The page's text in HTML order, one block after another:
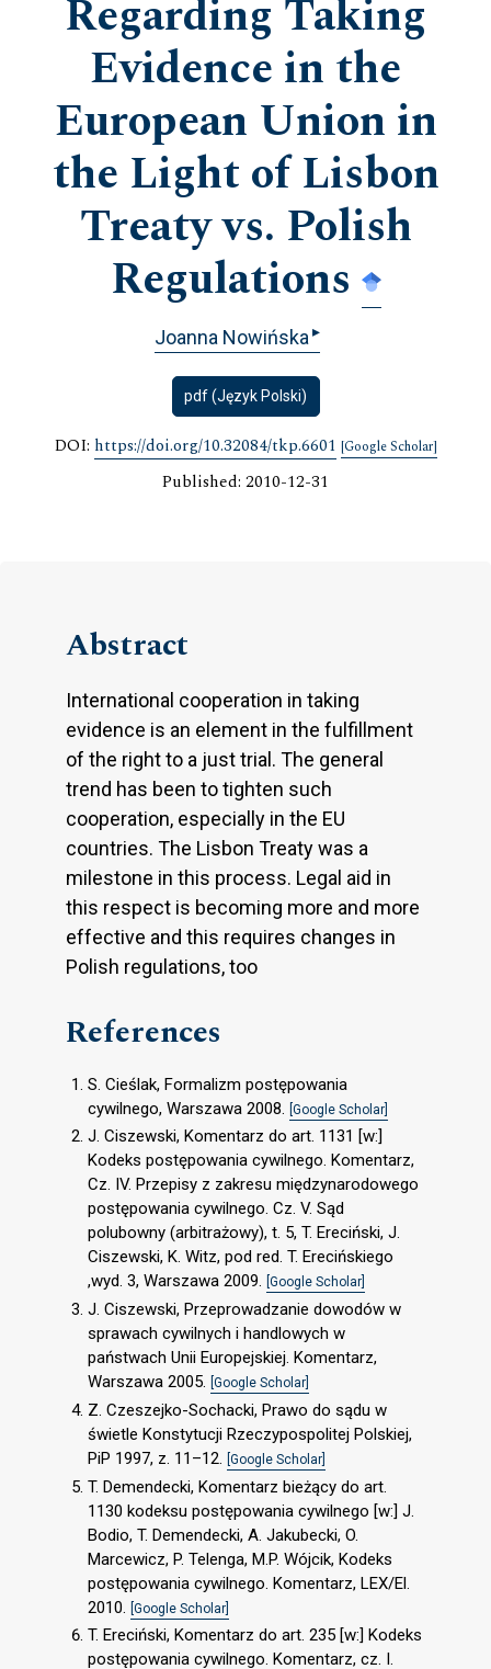
Regarding Taking
Evidence in the
European Union in
the Light of Lisbon
Treaty vs. Polish
Regulations
Joanna Nowińska ▸
pdf (Język Polski)
DOI: https://doi.org/10.32084/tkp.6601 [Google Scholar]
Published: 2010-12-31
Abstract
International cooperation in taking
evidence is an element in the fulfillment
of the right to a just trial. The general
trend has been to tighten such
cooperation, especially in the EU
countries. The Lisbon Treaty was a
milestone in this process. Legal aid in
this respect is becoming more and more
effective and this requires changes in
Polish regulations, too
References
S. Cieślak, Formalizm postępowania
cywilnego, Warszawa 2008.
[Google Scholar]
J. Ciszewski, Komentarz do art. 1131 [w:]
Kodeks postępowania cywilnego. Komentarz,
Cz. IV. Przepisy z zakresu międzynarodowego
postępowania cywilnego. Cz. V. Sąd
polubowny (arbitrażowy), t. 5, T. Ereciński, J.
Ciszewski, K. Witz, pod red. T. Erecińskiego
,wyd. 3, Warszawa 2009. [Google Scholar]
J. Ciszewski, Przeprowadzanie dowodów w
sprawach cywilnych i handlowych w
państwach Unii Europejskiej. Komentarz,
Warszawa 2005. [Google Scholar]
Z. Czeszejko-Sochacki, Prawo do sądu w
świetle Konstytucji Rzeczypospolitej Polskiej,
PiP 1997, z. 11–12. [Google Scholar]
T. Demendecki, Komentarz bieżący do art.
1130 kodeksu postępowania cywilnego [w:] J.
Bodio, T. Demendecki, A. Jakubecki, O.
Marcewicz, P. Telenga, M.P. Wójcik, Kodeks
postępowania cywilnego. Komentarz, LEX/El.
2010.
[Google Scholar]
T. Ereciński, Komentarz do art. 235 [w:] Kodeks
postępowania cywilnego. Komentarz, cz. I.